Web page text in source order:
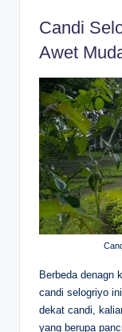
Candi
Awet
Berbeda denagn
candi selogriyo
dekat candi,
yang berupa